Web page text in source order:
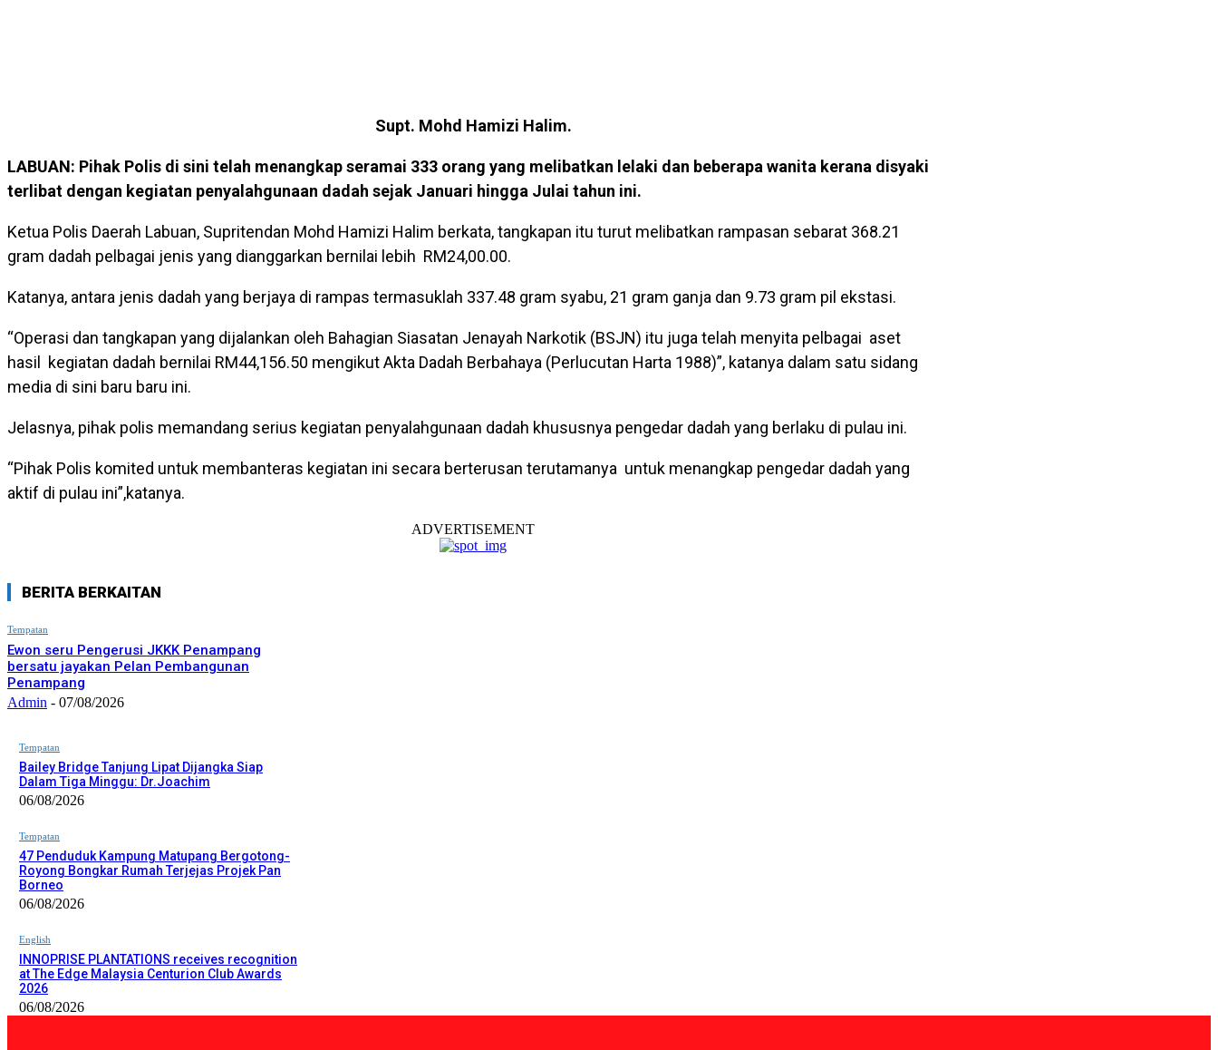
Supt. Mohd Hamizi Halim.
LABUAN: Pihak Polis di sini telah menangkap seramai 333 orang yang melibatkan lelaki dan beberapa wanita kerana disyaki
terlibat dengan kegiatan penyalahgunaan dadah sejak Januari hingga Julai tahun ini.
Ketua Polis Daerah Labuan, Supritendan Mohd Hamizi Halim berkata, tangkapan itu turut melibatkan rampasan sebarat 368.21
gram dadah pelbagai jenis yang dianggarkan bernilai lebih RM24,00.00.
Katanya, antara jenis dadah yang berjaya di rampas termasuklah 337.48 gram syabu, 21 gram ganja dan 9.73 gram pil ekstasi.
“Operasi dan tangkapan yang dijalankan oleh Bahagian Siasatan Jenayah Narkotik (BSJN) itu juga telah menyita pelbagai aset
hasil kegiatan dadah bernilai RM44,156.50 mengikut Akta Dadah Berbahaya (Perlucutan Harta 1988)”, katanya dalam satu sidang
media di sini baru baru ini.
Jelasnya, pihak polis memandang serius kegiatan penyalahgunaan dadah khususnya pengedar dadah yang berlaku di pulau ini.
“Pihak Polis komited untuk membanteras kegiatan ini secara berterusan terutamanya untuk menangkap pengedar dadah yang
aktif di pulau ini”,katanya.
ADVERTISEMENT
BERITA BERKAITAN
Tempatan
Ewon seru Pengerusi JKKK Penampang
bersatu jayakan Pelan Pembangunan
Penampang
Admin - 07/08/2026
Tempatan
Bailey Bridge Tanjung Lipat Dijangka Siap
Dalam Tiga Minggu: Dr.Joachim
06/08/2026
Tempatan
47 Penduduk Kampung Matupang Bergotong-
Royong Bongkar Rumah Terjejas Projek Pan
Borneo
06/08/2026
English
INNOPRISE PLANTATIONS receives recognition
at The Edge Malaysia Centurion Club Awards
2026
06/08/2026